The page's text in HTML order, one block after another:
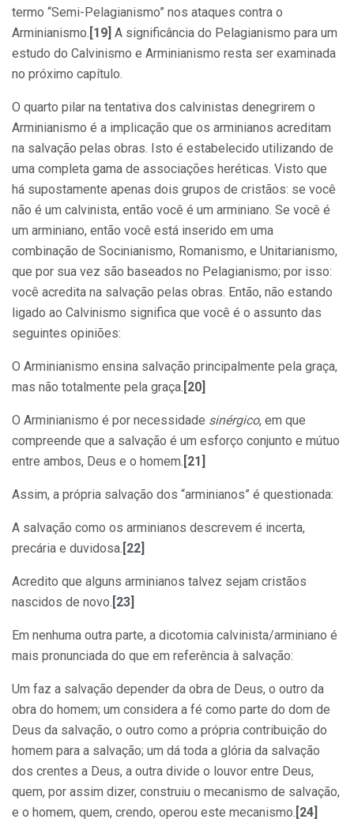
termo “Semi-Pelagianismo” nos ataques contra o
Arminianismo. [19] A significância do Pelagianismo para um
estudo do Calvinismo e Arminianismo resta ser examinada
no próximo capítulo.
O quarto pilar na tentativa dos calvinistas denegrirem o
Arminianismo é a implicação que os arminianos acreditam
na salvação pelas obras. Isto é estabelecido utilizando de
uma completa gama de associações heréticas. Visto que
há supostamente apenas dois grupos de cristãos: se você
não é um calvinista, então você é um arminiano. Se você é
um arminiano, então você está inserido em uma
combinação de Socinianismo, Romanismo, e Unitarianismo,
que por sua vez são baseados no Pelagianismo; por isso:
você acredita na salvação pelas obras. Então, não estando
ligado ao Calvinismo significa que você é o assunto das
seguintes opiniões:
O Arminianismo ensina salvação principalmente pela graça,
mas não totalmente pela graça. [20]
O Arminianismo é por necessidade sinérgico, em que
compreende que a salvação é um esforço conjunto e mútuo
entre ambos, Deus e o homem. [21]
Assim, a própria salvação dos “arminianos” é questionada:
A salvação como os arminianos descrevem é incerta,
precária e duvidosa. [22]
Acredito que alguns arminianos talvez sejam cristãos
nascidos de novo. [23]
Em nenhuma outra parte, a dicotomia calvinista/arminiano é
mais pronunciada do que em referência à salvação:
Um faz a salvação depender da obra de Deus, o outro da
obra do homem; um considera a fé como parte do dom de
Deus da salvação, o outro como a própria contribuição do
homem para a salvação; um dá toda a glória da salvação
dos crentes a Deus, a outra divide o louvor entre Deus,
quem, por assim dizer, construiu o mecanismo de salvação,
e o homem, quem, crendo, operou este mecanismo. [24]